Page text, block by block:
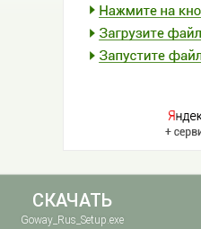
СКАЧАТЬ
Goway_Rus_Setup.exe